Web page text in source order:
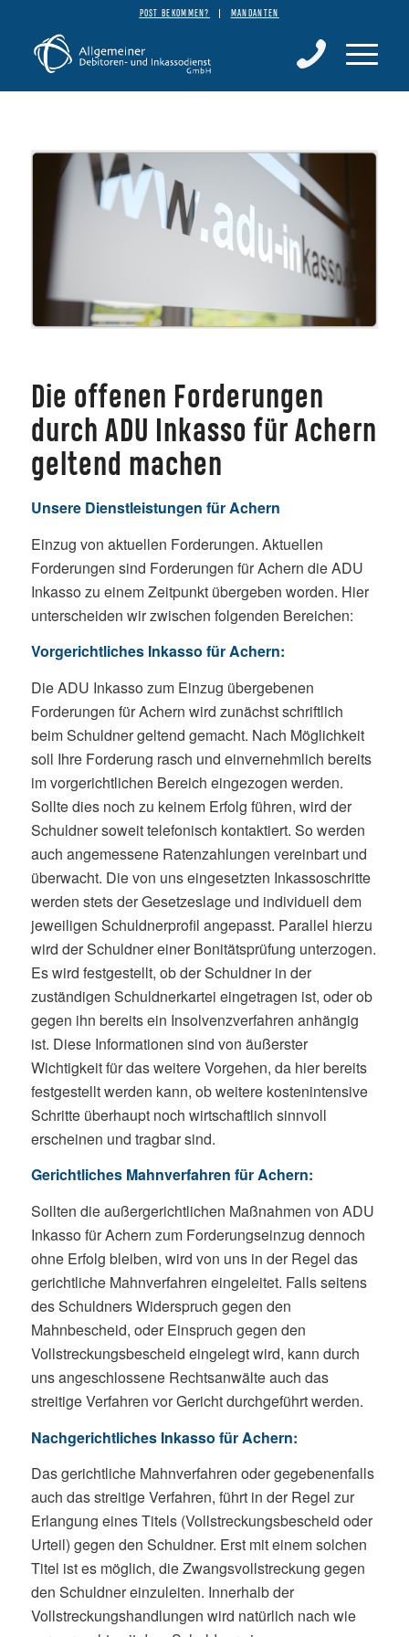
POST BEKOMMEN? MANDANTEN
Die offenen Forderungen
durch ADU Inkasso für Achern
geltend machen
Unsere Dienstleistungen für Achern
Einzug von aktuellen Forderungen. Aktuellen
Forderungen sind Forderungen für Achern die ADU
Inkasso zu einem Zeitpunkt übergeben worden. Hier
unterscheiden wir zwischen folgenden Bereichen:
Vorgerichtliches Inkasso für Achern:
Die ADU Inkasso zum Einzug übergebenen
Forderungen für Achern wird zunächst schriftlich
beim Schuldner geltend gemacht. Nach Möglichkeit
soll Ihre Forderung rasch und einvernehmlich bereits
im vorgerichtlichen Bereich eingezogen werden.
Sollte dies noch zu keinem Erfolg führen, wird der
Schuldner soweit telefonisch kontaktiert. So werden
auch angemessene Ratenzahlungen vereinbart und
überwacht. Die von uns eingesetzten Inkassoschritte
werden stets der Gesetzeslage und individuell dem
jeweiligen Schuldnerprofil angepasst. Parallel hierzu
wird der Schuldner einer Bonitätsprüfung unterzogen.
Es wird festgestellt, ob der Schuldner in der
zuständigen Schuldnerkartei eingetragen ist, oder ob
gegen ihn bereits ein Insolvenzverfahren anhängig
ist. Diese Informationen sind von äußerster
Wichtigkeit für das weitere Vorgehen, da hier bereits
festgestellt werden kann, ob weitere kostenintensive
Schritte überhaupt noch wirtschaftlich sinnvoll
erscheinen und tragbar sind.
Gerichtliches Mahnverfahren für Achern:
Sollten die außergerichtlichen Maßnahmen von ADU
Inkasso für Achern zum Forderungseinzug dennoch
ohne Erfolg bleiben, wird von uns in der Regel das
gerichtliche Mahnverfahren eingeleitet. Falls seitens
des Schuldners Widerspruch gegen den
Mahnbescheid, oder Einspruch gegen den
Vollstreckungsbescheid eingelegt wird, kann durch
uns angeschlossene Rechtsanwälte auch das
streitige Verfahren vor Gericht durchgeführt werden.
Nachgerichtliches Inkasso für Achern:
Das gerichtliche Mahnverfahren oder gegebenenfalls
auch das streitige Verfahren, führt in der Regel zur
Erlangung eines Titels (Vollstreckungsbescheid oder
Urteil) gegen den Schuldner. Erst mit einem solchen
Titel ist es möglich, die Zwangsvollstreckung gegen
den Schuldner einzuleiten. Innerhalb der
Vollstreckungshandlungen wird natürlich nach wie